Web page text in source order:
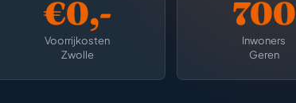
€0,-
Voorrijkosten
Zwolle
700
Inwoners
Geren